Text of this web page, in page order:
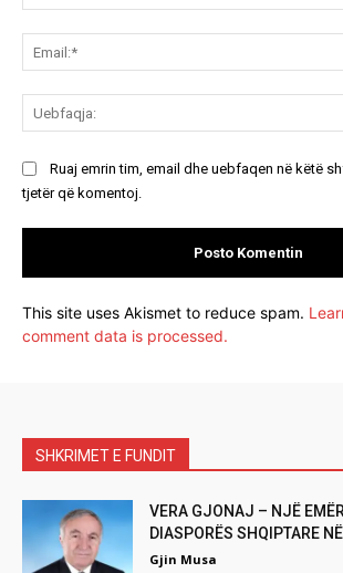
Ruaj emrin tim, email dhe uebfaqen në këtë
tjetër që komentoj.
This site uses Akismet to reduce spam.
comment data is processed.
SHKRIMET E FUNDIT
VERA GJONAJ – NJË
DIASPORËS SHQIPTARE
Gjin Musa